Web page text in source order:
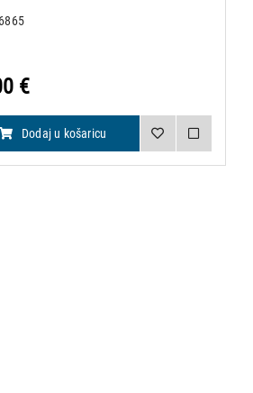
€
Dodaj u košaricu